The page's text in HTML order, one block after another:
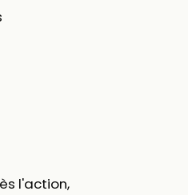
l'action,